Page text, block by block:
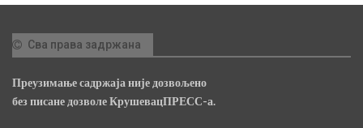
Сва права задржана
Преузимање садржаја није дозвољено
без писане дозволе КрушевацПРЕСС-а.